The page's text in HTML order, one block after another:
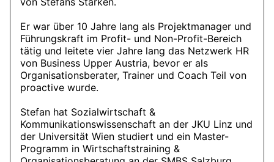
Er war über 10 Jahre lang als Projektmanager und
Führungskraft im Profit- und Non-Profit-Bereich
tätig und leitete vier Jahre lang das Netzwerk HR
von Business Upper Austria, bevor er als
Organisationsberater, Trainer und Coach Teil von
proactive wurde.
Stefan hat Sozialwirtschaft &
Kommunikationswissenschaft an der JKU Linz und
der Universität Wien studiert und ein Master-
Programm in Wirtschaftstraining &